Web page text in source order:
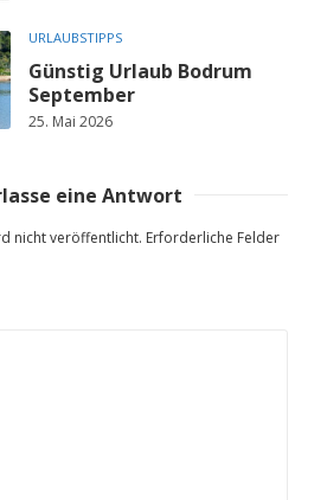
URLAUBSTIPPS
Günstig Urlaub Bodrum
September
25. Mai 2026
eine Antwort
nicht veröffentlicht. Erforderliche Felder